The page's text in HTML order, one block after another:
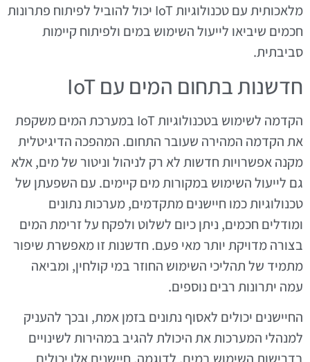
מלאכותית עם טכנולוגיות IoT יכול להוביל לפיתוח פתרונות
חכמים שיביאו לייעול השימוש במים ולפיתוח קיימות
סביבתית.
חדשנות בתחום המים עם IoT
הקדמה לשימוש בטכנולוגיות IoT במערכת המים משקפת
את הקדמה המהירה שעובר התחום. המהפכה הדיגיטלית
מקנה אפשרויות חדשות לא רק לניהול וניטור של מים, אלא
גם לייעול השימוש במקורות מים קיימים. עם השפעתן של
טכנולוגיות כמו חיישנים מתקדמים, מערכות נתונים
ומודלים חכמים, ניתן כיום לשלוט ולפקח על זרימת המים
בצורה מדויקת יותר מאי פעם. חדשנות זו מאפשרת שיפור
מתמיד של תהליכי השימוש החוזר במי קולחין, ומביאה
עמה יתרונות רבים נוספים.
החיישנים יכולים לאסוף נתונים בזמן אמת, ובכך להעניק
למנהלי המערכות את היכולת להגיב במהירות לשינויים